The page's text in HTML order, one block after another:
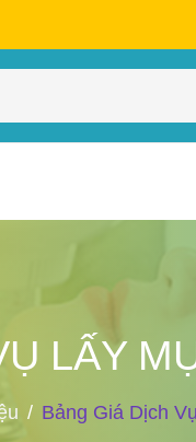
LẤY
Bảng Giá Dịch